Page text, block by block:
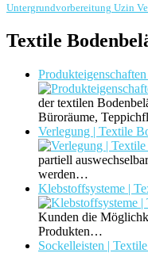
Untergrundvorbereitung Uzin
Textile
der textilen
Büroräume,
Verlegung | Textile
partiell
werden…
Klebstoffsysteme |
Kunden die
Produkten…
Sockelleisten |